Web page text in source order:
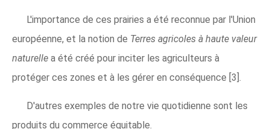
L'importance de ces prairies a été reconnue par l'Union
européenne, et la notion de Terres agricoles à haute valeur
naturelle a été créé pour inciter les agriculteurs à
protéger ces zones et à les gérer en conséquence [3].
D'autres exemples de notre vie quotidienne sont les
produits du commerce équitable.